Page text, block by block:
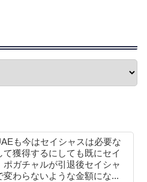
も今はセイシャスは必要な
獲得するにしても既にセイ
ガチャルが引退後セイシャ
わらないような金額にな...